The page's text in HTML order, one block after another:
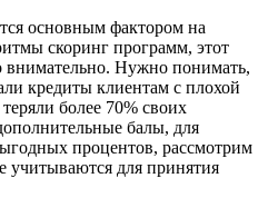
основным фактором на
скоринг программ, этот
внимательно. Нужно понимать,
кредиты клиентам с плохой
более 70% своих
балы, для
процентов, рассмотрим
учитываются для принятия